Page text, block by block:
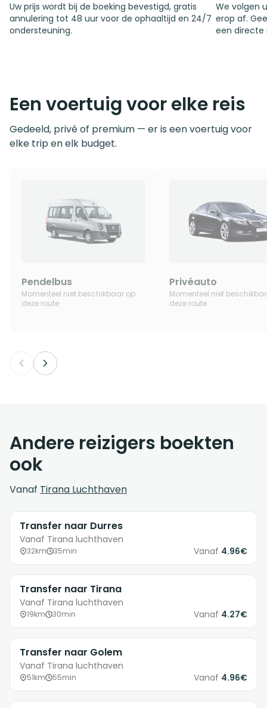
Uw prijs wordt bij de boeking bevestigd, gratis
annulering tot 48 uur voor de ophaaltijd en 24/7
ondersteuning.
We volgen
erop af.
een directe
Een voertuig voor elke reis
Gedeeld, privé of premium — er is een voertuig voor
elke trip en elk budget.
Pendelbus
Momenteel niet beschikbaar op
deze route
Privéauto
Momenteel niet
deze route
Andere reizigers boekten
ook
Vanaf Tirana Luchthaven
Transfer naar Durres
Vanaf Tirana luchthaven
32km 35min Vanaf 4.96€
Transfer naar Tirana
Vanaf Tirana luchthaven
19km 30min Vanaf 4.27€
Transfer naar Golem
Vanaf Tirana luchthaven
51km 55min Vanaf 4.96€